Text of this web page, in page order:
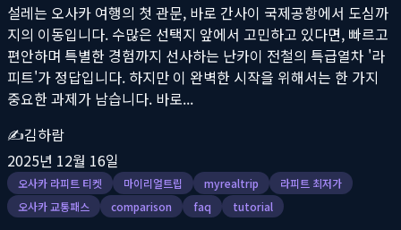
설레는 오사카 여행의 첫 관문, 바로 간사이 국제공항에서 도심까
지의 이동입니다. 수많은 선택지 앞에서 고민하고 있다면, 빠르고
편안하며 특별한 경험까지 선사하는 난카이 전철의 특급열차 '라
피트'가 정답입니다. 하지만 이 완벽한 시작을 위해서는 한 가지
중요한 과제가 남습니다. 바로...
✍️김하람
2025년 12월 16일
오사카 라피트 티켓 마이리얼트립 myrealtrip
라피트 최저가
오사카 교통패스
comparison faq tutorial